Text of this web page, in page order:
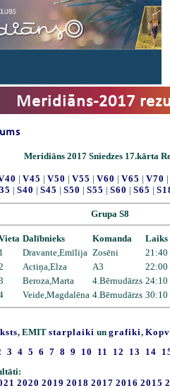
Meridiāns-2017
Meridiāns 2017 Sniedzes 17.kārta
| V45 | V50 | V55 | V60 | V65 | V70 |
| S40 | S45 | S50 | S55 | S60 | S65 |
Grupa S8
Dalībnieks Komanda
Laiks
1
Dravante,Emīlija Zosēni
21:40
Actiņa,Elza A3
22:00
Beroza,Marta 4.Bērnudārzs 24:10
Veide,Magdalēna 4.Bērnudārzs 30:10
, EMIT starplaiki un grafiki,
3 4 5 6 7 8 9 10 11 12 13 14
2020 2019 2018 2017 2016 2015